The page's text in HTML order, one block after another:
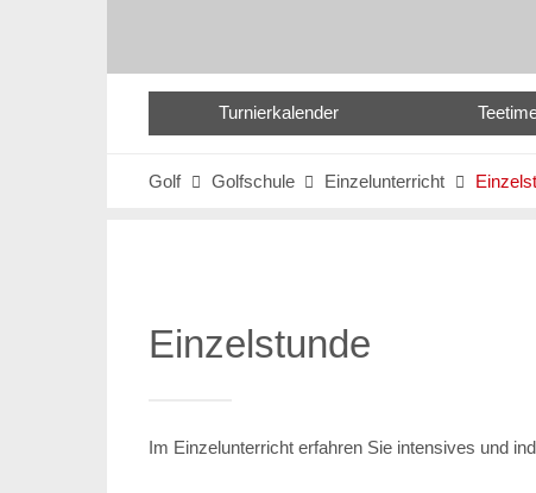
Turnierkalender
Golf  Golfschule  Einzelunterricht 
Einzelstunde
Im Einzelunterricht erfahren Sie intensives und